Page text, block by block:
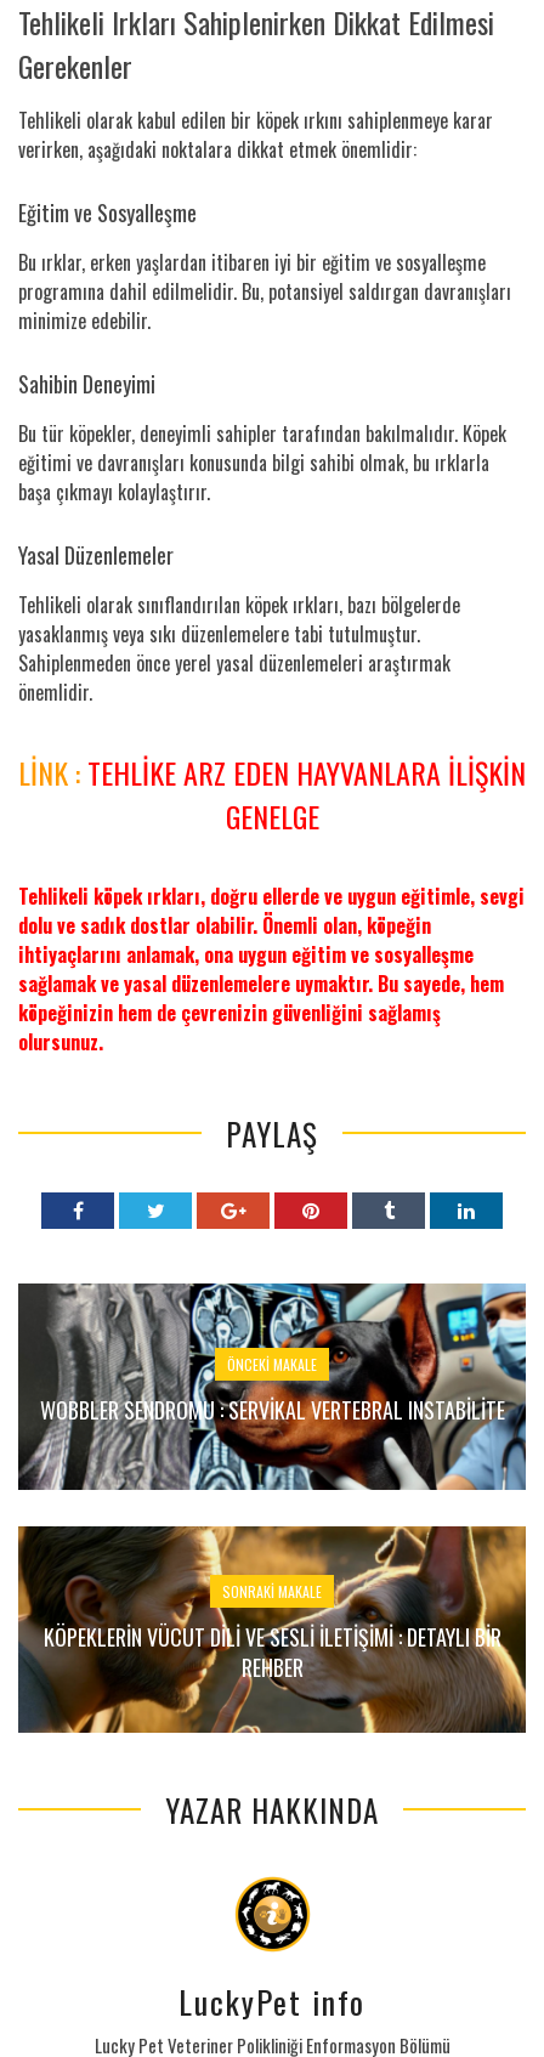
Tehlikeli Irkları Sahiplenirken Dikkat Edilmesi
Gerekenler
Tehlikeli olarak kabul edilen bir köpek ırkını sahiplenmeye karar
verirken, aşağıdaki noktalara dikkat etmek önemlidir:
Eğitim ve Sosyalleşme
Bu ırklar, erken yaşlardan itibaren iyi bir eğitim ve sosyalleşme
programına dahil edilmelidir. Bu, potansiyel saldırgan davranışları
minimize edebilir.
Sahibin Deneyimi
Bu tür köpekler, deneyimli sahipler tarafından bakılmalıdır. Köpek
eğitimi ve davranışları konusunda bilgi sahibi olmak, bu ırklarla
başa çıkmayı kolaylaştırır.
Yasal Düzenlemeler
Tehlikeli olarak sınıflandırılan köpek ırkları, bazı bölgelerde
yasaklanmış veya sıkı düzenlemelere tabi tutulmuştur.
Sahiplenmeden önce yerel yasal düzenlemeleri araştırmak
önemlidir.
LİNK :TEHLİKE ARZ EDEN HAYVANLARA İLİŞKİN
GENELGE
Tehlikeli köpek ırkları, doğru ellerde ve uygun eğitimle, sevgi
dolu ve sadık dostlar olabilir. Önemli olan, köpeğin
ihtiyaçlarını anlamak, ona uygun eğitim ve sosyalleşme
sağlamak ve yasal düzenlemelere uymaktır. Bu sayede, hem
köpeğinizin hem de çevrenizin güvenliğini sağlamış
olursunuz.
PAYLAŞ
ÖNCEKI MAKALE
WOBBLER SENDROMU : SERVIKAL VERTEBRAL INSTABILITE
SONRAKI MAKALE
KÖPEKLERIN VÜCUT DILI VE SESLI İLETIŞIMI : DETAYLI BIR
REHBER
YAZAR HAKKINDA
LuckyPet info
Lucky Pet Veteriner Polikliniği Enformasyon Bölümü